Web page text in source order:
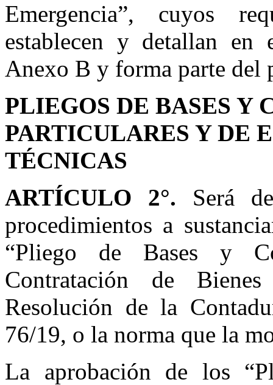
Emergencia”, cuyos
establecen y detallan en
Anexo B y forma parte del
PLIEGOS DE BASES Y
PARTICULARES Y DE
TÉCNICAS
ARTÍCULO 2°. Será
procedimientos a
“Pliego de Bases y
Contratación de
Resolución de la
76/19, o la norma que la
La aprobación de los